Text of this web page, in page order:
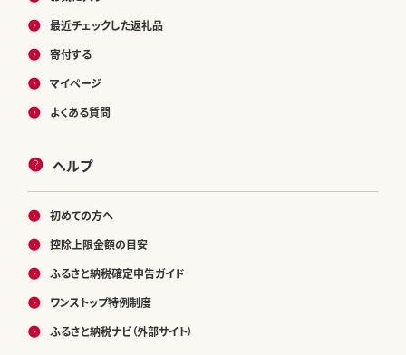
最近チェックした返礼品
寄付する
マイページ
よくある質問
ヘルプ
初めての方へ
控除上限金額の目安
ふるさと納税確定申告ガイド
ワンストップ特例制度
ふるさと納税ナビ（外部サイト）